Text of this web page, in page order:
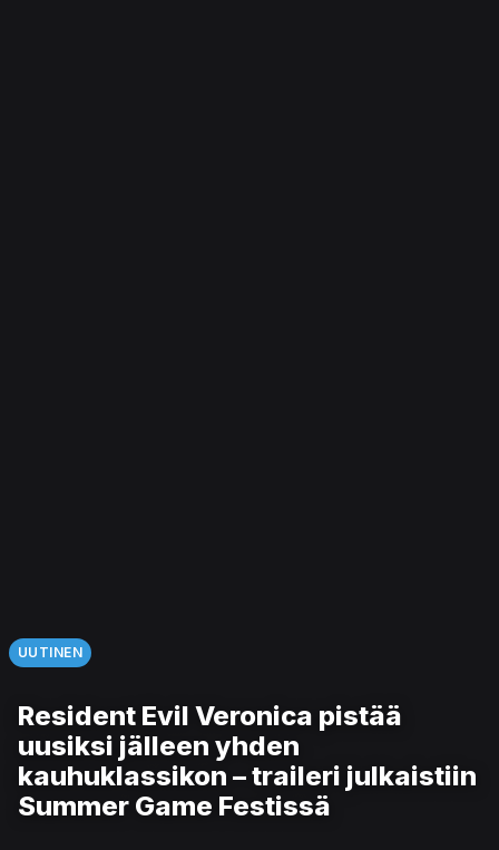
UUTINEN
Resident Evil Veronica pistää
uusiksi jälleen yhden
kauhuklassikon – traileri julkaistiin
Summer Game Festissä